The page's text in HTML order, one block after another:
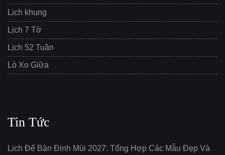
Lịch khung
Lịch 7 Tờ
Lịch 52 Tuần
Lò Xo Giữa
Tin Tức
Lịch Để Bàn Đinh Mùi 2027: Tổng Hợp Các Mẫu Đẹp Và